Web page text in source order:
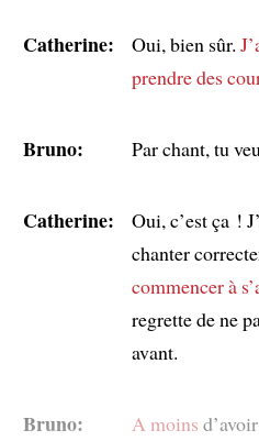
Catherine: Oui, bien sûr.
prendredes
Bruno: Par chant, tu
Catherine:
Oui, c’est ça !
chanter
commencer à
regrette de ne
avant.
Bruno: A moins